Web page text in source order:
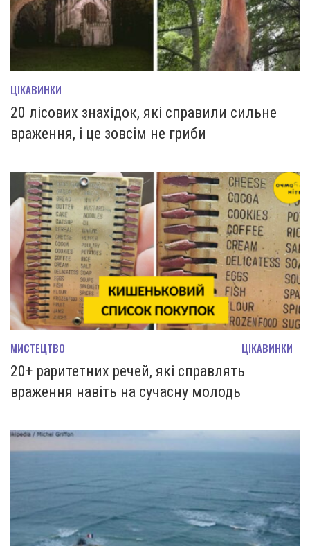
ЦІКАВИНКИ
20 лісових знахідок, які справили сильне
враження, і це зовсім не гриби
МИСТЕЦТВО ЦІКАВИНКИ
20+ раритетних речей, які справлять
враження навіть на сучасну молодь